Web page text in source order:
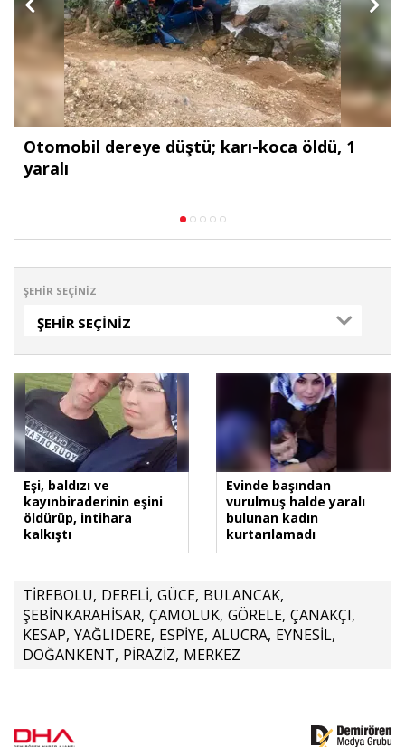
Otomobil dereye düştü; karı-koca öldü, 1
yaralı
ŞEHIR SEÇINIZ
ŞEHIR SEÇINIZ
Eşi, baldızı ve
kayınbiraderinin eşini
öldürüp, intihara
kalkıştı
Evinde başından
vurulmuş halde yaralı
bulunan kadın
kurtarılamadı
TİREBOLU, DERELİ, GÜCE, BULANCAK,
ŞEBİNKARAHİSAR, ÇAMOLUK, GÖRELE, ÇANAKÇI,
KESAP, YAĞLIDERE, ESPİYE, ALUCRA, EYNESİL,
DOĞANKENT, PİRAZİZ, MERKEZ